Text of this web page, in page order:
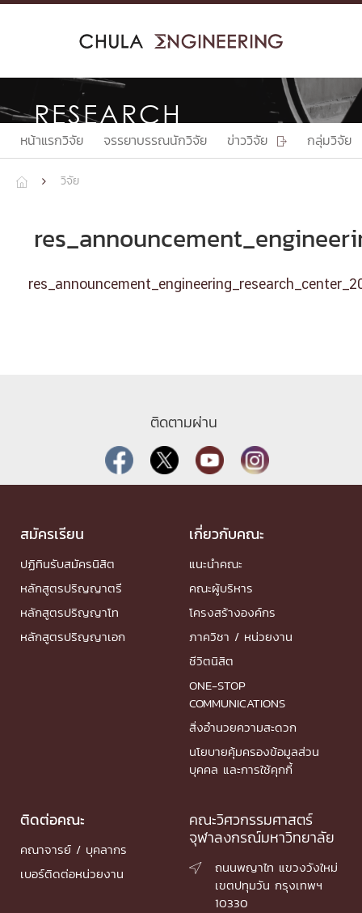
Skip
RESEARCH
หน้าแรกวิจัย จรรยาบรรณนักวิจัย ข่าววิจัย  กลุ่มวิจัย
  วิจัย
ติดตามผ่าน
สมัครเรียน
ปฏิทินรับสมัครนิสิต
หลักสูตรปริญญาตรี
หลักสูตรปริญญาโท
หลักสูตรปริญญาเอก
เกี่ยวกับคณะ
แนะนำคณะ
คณะผู้บริหาร
โครงสร้างองค์กร
ภาควิชา / หน่วยงาน
ชีวิตนิสิต
ONE-STOP
COMMUNICATIONS
สิ่งอำนวยความสะดวก
นโยบายคุ้มครองข้อมูลส่วน
บุคคล และการใช้คุกกี้
ติดต่อคณะ
คณาจารย์ / บุคลากร
เบอร์ติดต่อหน่วยงาน
คณะวิศวกรรมศาสตร์
จุฬาลงกรณ์มหาวิทยาลัย

ถนนพญาไท แขวงวังใหม่
เขตปทุมวัน กรุงเทพฯ
10330